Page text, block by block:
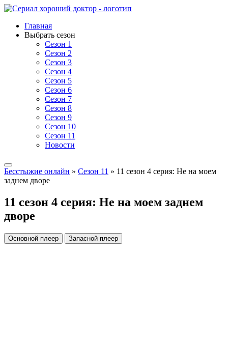
Главная
Выбрать сезон
Сезон 1
Сезон 2
Сезон 3
Сезон 4
Сезон 5
Сезон 6
Сезон 7
Сезон 8
Сезон 9
Сезон 10
Сезон 11
Новости
Бесстыжие онлайн » Сезон 11 » 11 сезон 4 серия: Не на моем
заднем дворе
11 сезон 4 серия: Не на моем заднем
дворе
Основной плеер Запасной плеер